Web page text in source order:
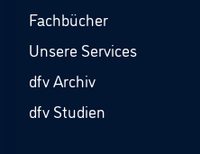
Fachbücher
Unsere Services
dfv Archiv
dfv Studien